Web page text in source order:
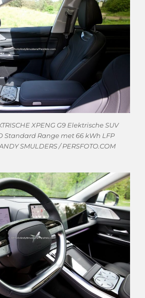
XPENG G9 Elektrische SUV
Standard Range met 66 kWh LFP
SMULDERS / PERSFOTO.COM